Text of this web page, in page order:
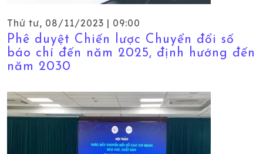
Thứ tư, 08/11/2023 | 09:00
Phê duyệt Chiến lược Chuyển đổi số
báo chí đến năm 2025, định hướng đến
năm 2030